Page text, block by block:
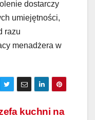
dostarczy
umiejętności,
razu
menadżera w
kuchni na